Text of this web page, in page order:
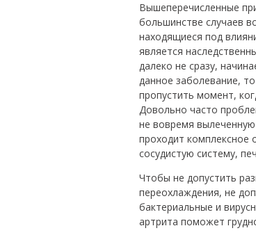
Вышеперечисленные
большинстве случаев
находящиеся под
является
далеко не сразу,
данное заболевание,
пропустить момент,
Довольно часто
не вовремя
проходит комплексное
сосудистую систему,
Чтобы не допустить
переохлаждения, не
бактериальные и
артрита поможет